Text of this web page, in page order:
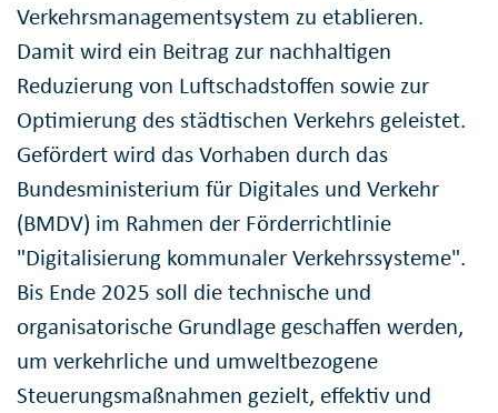
Verkehrsmanagementsystem zu etablieren.
Damit wird ein Beitrag zur nachhaltigen
Reduzierung von Luftschadstoffen sowie zur
Optimierung des städtischen Verkehrs geleistet.
Gefördert wird das Vorhaben durch das
Bundesministerium für Digitales und Verkehr
(BMDV) im Rahmen der Förderrichtlinie
"Digitalisierung kommunaler Verkehrssysteme".
Bis Ende 2025 soll die technische und
organisatorische Grundlage geschaffen werden,
um verkehrliche und umweltbezogene
Steuerungsmaßnahmen gezielt, effektiv und